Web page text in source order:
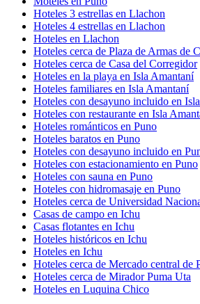
Hoteles 3 estrellas en Llachon
Hoteles 4 estrellas en Llachon
Hoteles en Llachon
Hoteles cerca de Plaza de Armas de
Hoteles cerca de Casa del Corregidor
Hoteles en la playa en Isla Amantaní
Hoteles familiares en Isla Amantaní
Hoteles con desayuno incluido en
Hoteles con restaurante en Isla
Hoteles románticos en Puno
Hoteles baratos en Puno
Hoteles con desayuno incluido en
Hoteles con estacionamiento en Puno
Hoteles con sauna en Puno
Hoteles con hidromasaje en Puno
Hoteles cerca de Universidad
Casas de campo en Ichu
Casas flotantes en Ichu
Hoteles históricos en Ichu
Hoteles en Ichu
Hoteles cerca de Mercado central de
Hoteles cerca de Mirador Puma Uta
Hoteles en Luquina Chico